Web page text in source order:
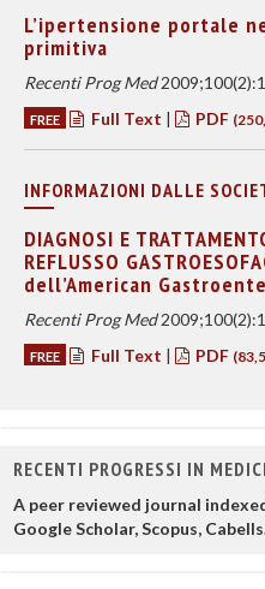
L’ipertensione portale
primitiva
Recenti Prog Med
FREE Full Text | PDF
INFORMAZIONI DALLE
DIAGNOSI E
REFLUSSO
dell’American
Recenti Prog Med
FREE Full Text | PDF
RECENTI PROGRESSI IN
A peer reviewed journal
Google Scholar, Scopus,